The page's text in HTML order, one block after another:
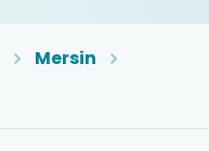
Mersin